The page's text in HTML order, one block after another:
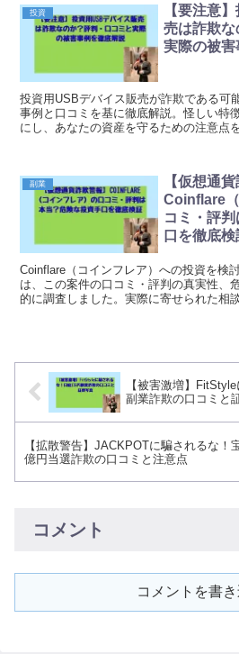
投資
【要注意
売は詐欺な
実際の被
投資用USBデバイス販売が詐欺である可
事例と口コミを基に徹底解説。怪しい特
にし、あなたの資産を守るための注意点
副業
【仮想通
Coinflare
コミ・評
口を徹底検
Coinflare（コインフレア）への投資を検
は、この案件の口コミ・評判の真実性、
的に調査しました。実際に寄せられた相
【被害激増】
副業詐欺の口コミと
【拡散警告】JACKPOTに騙されるな！
億円当選詐欺の口コミと注意点
コメント
コメントを書